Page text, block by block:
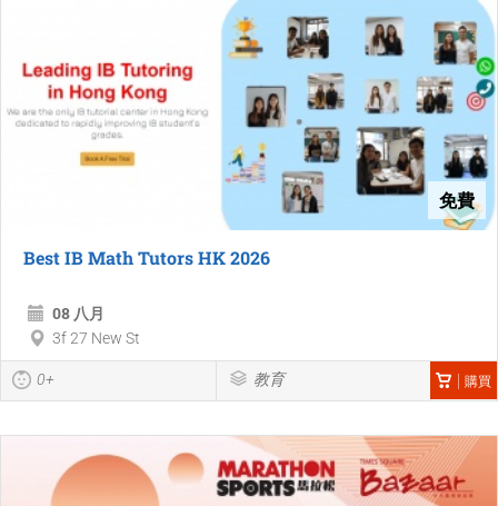
免費
Best IB Math Tutors HK 2026
08 八月
3f 27 New St
0+ 教育 購買